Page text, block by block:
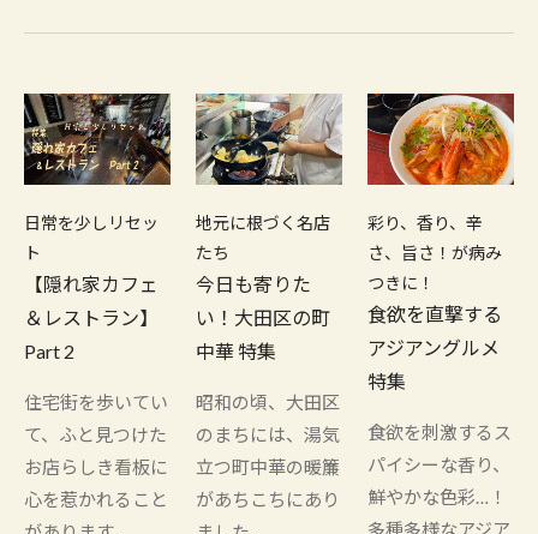
日常を少しリセッ
ト
【隠れ家カフェ
＆レストラン】
Part 2
住宅街を歩いてい
て、ふと見つけた
お店らしき看板に
心を惹かれること
地元に根づく名店
たち
今日も寄りた
い！大田区の町
中華 特集
昭和の頃、大田区
のまちには、湯気
立つ町中華の暖簾
があちこちにあり
彩り、香り、辛
さ、旨さ！が病み
つきに！
食欲を直撃する
アジアングルメ
特集
食欲を刺激するス
パイシーな香り、
鮮やかな色彩…！